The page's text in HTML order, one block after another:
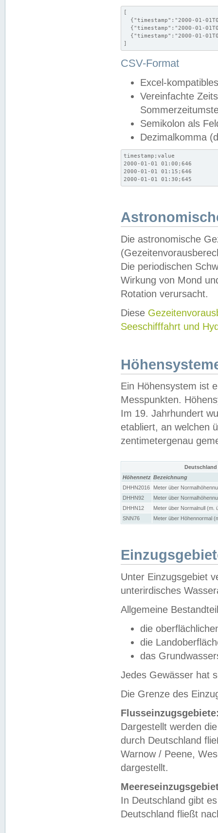
[
{"timestamp":"2000-01-
{"timestamp":"2000-01-
{"timestamp":"2000-01-
]
CSV-Format
Excel-
Vereinfachte
Semikolon als
Dezimalkomma
timestamp;value
2000-01-01 01:00;646
2000-01-01 01:15;646
2000-01-01 01:30;645
Die astronomische
Die periodischen
Wirkung von Mond
Rotation verursacht.
Diese
Seeschifffahrt und
Ein Höhensystem ist
Messpunkten.
Im 19. Jahrhundert
etabliert, an welchen
zentimetergenau
Höhennetz Bezeichnung
DHHN2016
Meter über
DHHN92
Meter über
DHHN12
Meter über Normalnull (m.
SNN76
Meter über Höhennormal
Unter Einzugsgebiet
unterirdisches
Allgemeine
die
die
das
Jedes Gewässer hat
Die Grenze des
Dargestellt werden
durch Deutschland
Warnow / Peene,
dargestellt.
In Deutschland gibt
Deutschland fließt